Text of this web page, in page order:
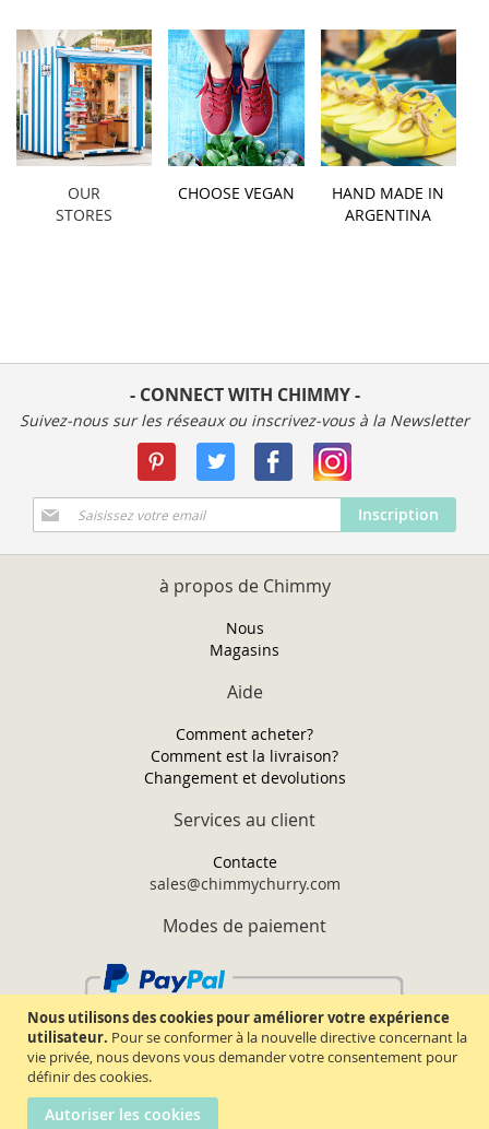
Nous utilisons des cookies pour améliorer votre expérience
utilisateur. Pour se conformer à la nouvelle directive concernant la
vie privée, nous devons vous demander votre consentement pour
définir des cookies.
Autoriser les cookies
OUR
STORES
CHOOSE VEGAN
HAND MADE IN
ARGENTINA
- CONNECT WITH CHIMMY -
Suivez-nous sur les réseaux ou inscrivez-vous à la Newsletter
Inscription
à
notre
Inscription
à propos de Chimmy
Nous
Magasins
Aide
Comment acheter?
Comment est la livraison?
Changement et devolutions
Services au client
Contacte
sales@chimmychurry.com
Modes de paiement
Chimmy Churry TM. Tous droits réservés.